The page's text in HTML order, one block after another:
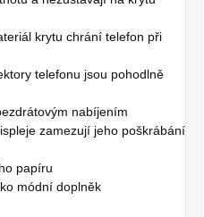
krytu chrání telefon při
telefonu jsou pohodlně
nabíjením
zamezují jeho poškrábání
papíru
módní doplněk